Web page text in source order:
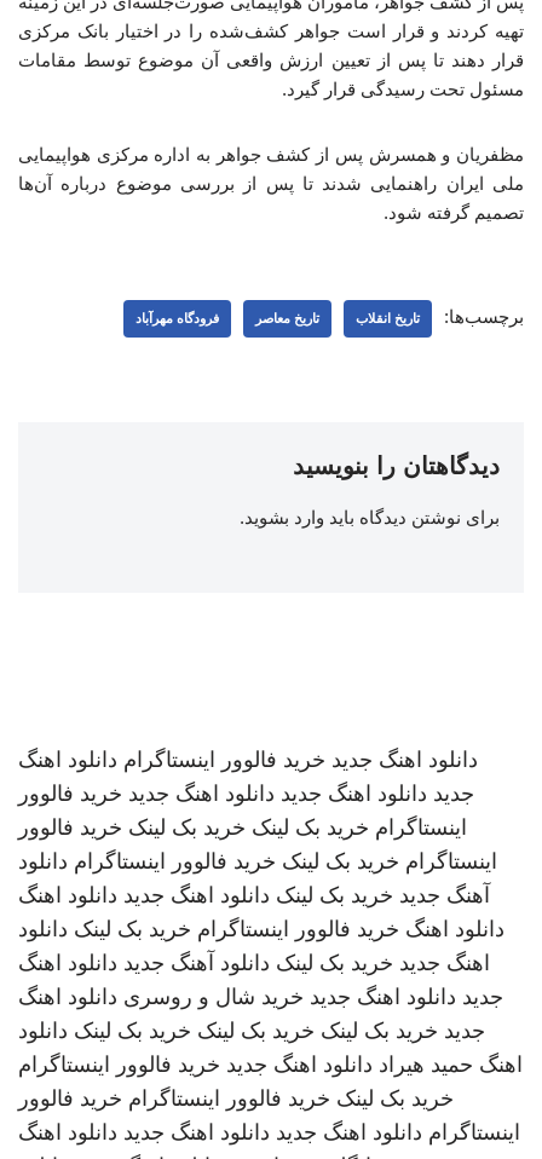
تهیه کردند و قرار است جواهر کشف‌شده را در اختیار بانک مرکزی
قرار دهند تا پس از تعیین ارزش واقعی آن موضوع توسط مقامات
مسئول تحت رسیدگی قرار گیرد.
مظفریان و همسرش پس از کشف جواهر به اداره مرکزی هواپیمایی
ملی ایران راهنمایی شدند تا پس از بررسی موضوع درباره آن‌ها
تصمیم گرفته شود.
برچسب‌ها: تاریخ انقلاب تاریخ معاصر فرودگاه مهرآباد
دیدگاهتان را بنویسید
برای نوشتن دیدگاه باید وارد بشوید.
دانلود اهنگ جدید خرید فالوور اینستاگرام دانلود اهنگ
جدید دانلود اهنگ جدید دانلود اهنگ جدید خرید فالوور
اینستاگرام خرید بک لینک خرید بک لینک خرید فالوور
اینستاگرام خرید بک لینک خرید فالوور اینستاگرام دانلود
آهنگ جدید خرید بک لینک دانلود اهنگ جدید دانلود اهنگ
دانلود اهنگ خرید فالوور اینستاگرام خرید بک لینک دانلود
اهنگ جدید خرید بک لینک دانلود آهنگ جدید دانلود اهنگ
جدید دانلود اهنگ جدید خرید شال و روسری دانلود اهنگ
جدید خرید بک لینک خرید بک لینک خرید بک لینک دانلود
اهنگ حمید هیراد دانلود اهنگ جدید خرید فالوور اینستاگرام
خرید بک لینک خرید فالوور اینستاگرام خرید فالوور
اینستاگرام دانلود اهنگ جدید دانلود اهنگ جدید دانلود اهنگ